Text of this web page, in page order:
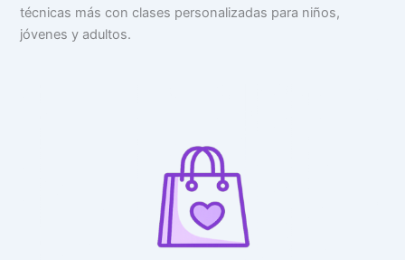
técnicas más con clases personalizadas para niños,
jóvenes y adultos.